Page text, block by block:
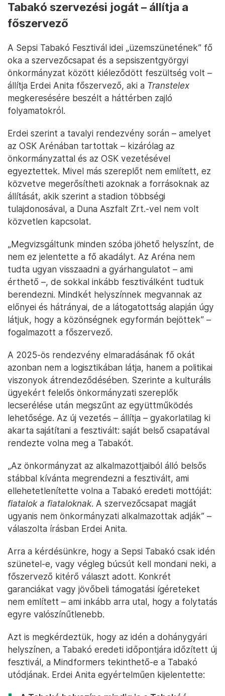
Tabakó szervezési jogát – állítja a
főszervező
A Sepsi Tabakó Fesztivál idei „üzemszünetének” fő
oka a szervezőcsapat és a sepsiszentgyörgyi
önkormányzat között kiéleződött feszültség volt –
állítja Erdei Anita főszervező, aki a Transtelex
megkeresésére beszélt a háttérben zajló
folyamatokról.
Erdei szerint a tavalyi rendezvény során – amelyet
az OSK Arénában tartottak – kizárólag az
önkormányzattal és az OSK vezetésével
egyeztettek. Mivel más szereplőt nem említett, ez
közvetve megerősítheti azoknak a forrásoknak az
állítását, akik szerint a stadion többségi
tulajdonosával, a Duna Aszfalt Zrt.-vel nem volt
közvetlen kapcsolat.
„Megvizsgáltunk minden szóba jöhető helyszínt, de
nem ez jelentette a fő akadályt. Az Aréna nem
tudta ugyan visszaadni a gyárhangulatot – ami
érthető –, de sokkal inkább fesztiválként tudtuk
berendezni. Mindkét helyszínnek megvannak az
előnyei és hátrányai, de a látogatottság alapján úgy
látjuk, hogy a közönségnek egyformán bejöttek” –
fogalmazott a főszervező.
A 2025-ös rendezvény elmaradásának fő okát
azonban nem a logisztikában látja, hanem a politikai
viszonyok átrendeződésében. Szerinte a kulturális
ügyekért felelős önkormányzati szereplők
lecserélése után megszűnt az együttműködés
lehetősége. Az új vezetés – állítja – gyakorlatilag ki
akarta sajátítani a fesztivált: saját belső csapatával
rendezte volna meg a Tabakót.
„Az önkormányzat az alkalmazottjaiból álló belsős
stábbal kívánta megrendezni a fesztivált, ami
ellehetetlenítette volna a Tabakó eredeti mottóját:
fiatalok a fiataloknak. A szervezőcsapat magját
ugyanis nem önkormányzati alkalmazottak adják” –
válaszolta írásban Erdei Anita.
Arra a kérdésünkre, hogy a Sepsi Tabakó csak idén
szünetel-e, vagy végleg búcsút kell mondani neki, a
főszervező kitérő választ adott. Konkrét
garanciákat vagy jövőbeli támogatási ígéreteket
nem említett – ami inkább arra utal, hogy a folytatás
egyre valószínűtlenebb.
Azt is megkérdeztük, hogy az idén a dohánygyári
helyszínen, a Tabakó eredeti időpontjára időzített új
fesztivál, a Mindformers tekinthető-e a Tabakó
utódjának. Erdei Anita egyértelműen kijelentette: